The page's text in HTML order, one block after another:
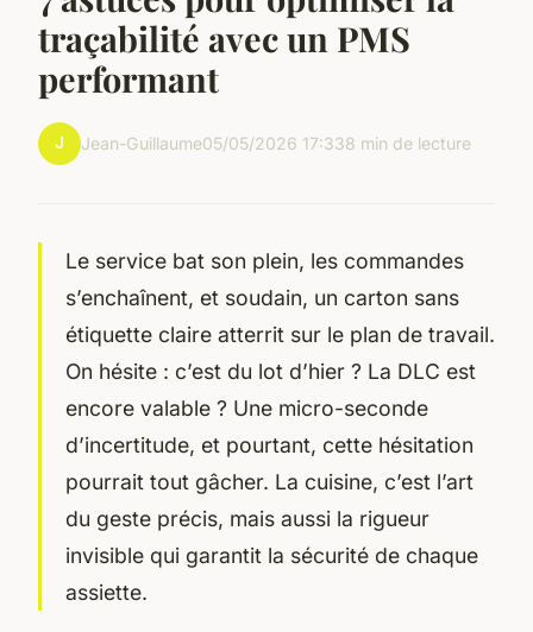
traçabilité avec un PMS
performant
J Jean-Guillaume05/05/2026 17:338 min de lecture
Le service bat son plein, les commandes
s’enchaînent, et soudain, un carton sans
étiquette claire atterrit sur le plan de travail.
On hésite : c’est du lot d’hier ? La DLC est
encore valable ? Une micro-seconde
d’incertitude, et pourtant, cette hésitation
pourrait tout gâcher. La cuisine, c’est l’art
du geste précis, mais aussi la rigueur
invisible qui garantit la sécurité de chaque
assiette.